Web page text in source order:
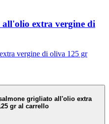
extra vergine di
vergine di oliva 125 gr
grigliato all'olio extra
gr al carrello